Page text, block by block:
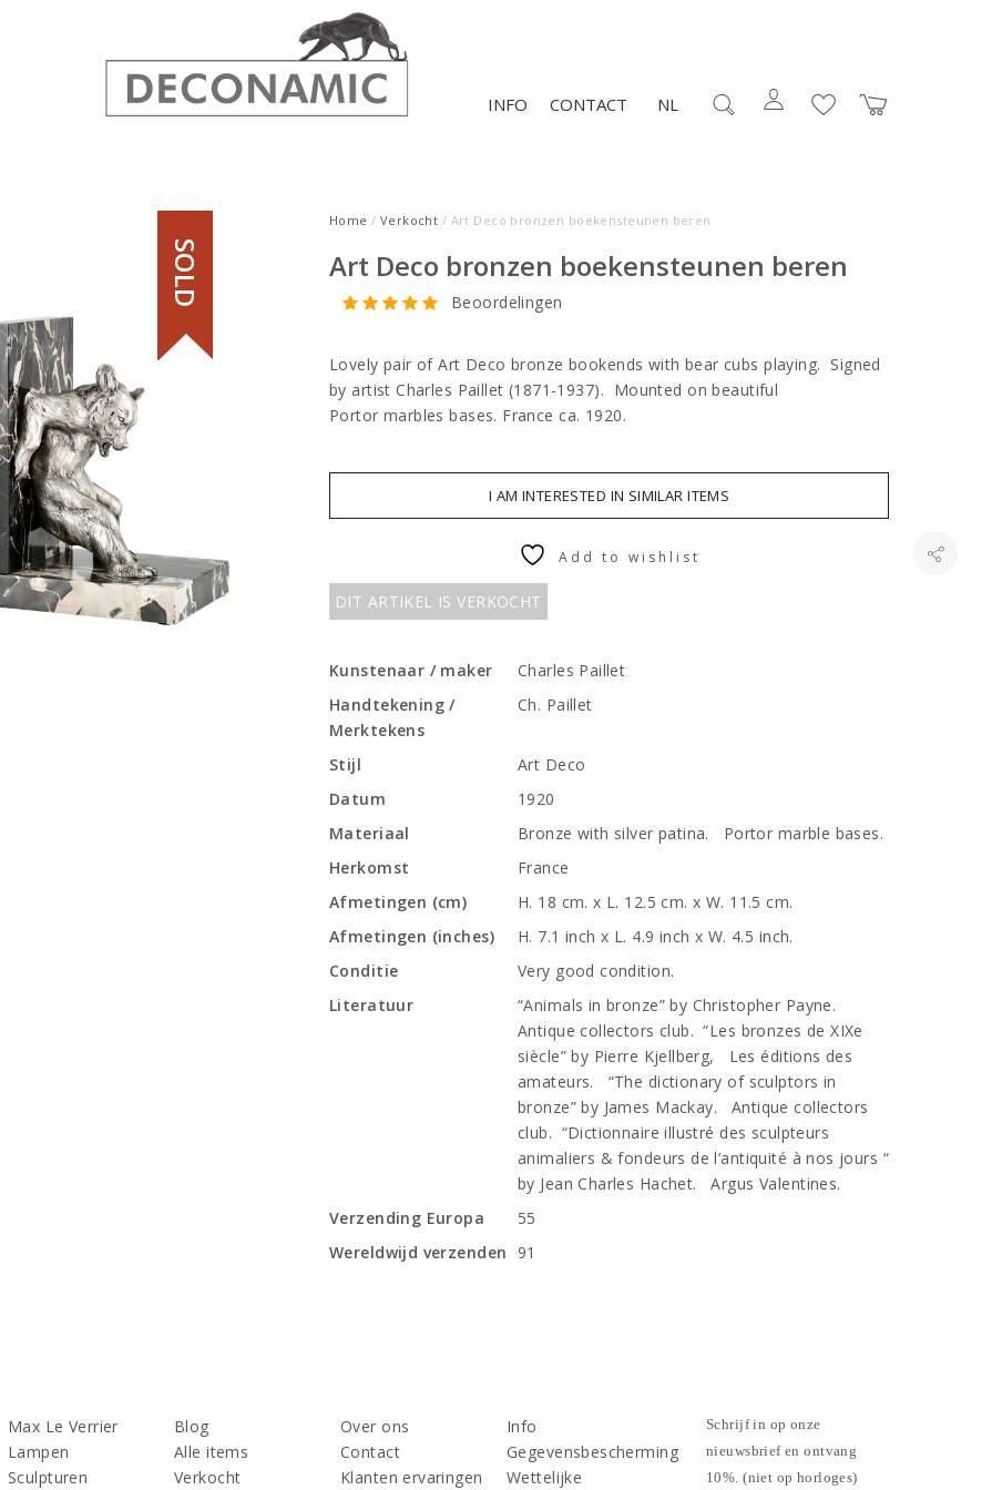
CONTACT
INFO NL
SOLD
Home / Verkocht / Art Deco bronzen boekensteunen beren
Art Deco bronzen boekensteunen beren
Beoordelingen
Lovely pair of Art Deco bronze bookends with bear cubs playing. Signed
by artist Charles Paillet (1871-1937). Mounted on beautiful
Portor marbles bases. France ca. 1920.
I AM INTERESTED IN SIMILAR ITEMS
DIT ARTIKEL IS VERKOCHT
Add to wishlist
Kunstenaar / maker
Charles Paillet
Handtekening /
Merktekens
Ch. Paillet
Stijl
Art Deco
Datum
1920
Materiaal
Bronze with silver patina. Portor marble bases.
Herkomst
France
Afmetingen (cm)
H. 18 cm. x L. 12.5 cm. x W. 11.5 cm.
Afmetingen (inches)
H. 7.1 inch x L. 4.9 inch x W. 4.5 inch.
Conditie
Very good condition.
Literatuur
“Animals in bronze” by Christopher Payne.
Antique collectors club. “Les bronzes de XIXe
siècle” by Pierre Kjellberg, Les éditions des
amateurs. “The dictionary of sculptors in
bronze” by James Mackay. Antique collectors
club. “Dictionnaire illustré des sculpteurs
animaliers & fondeurs de l’antiquité à nos jours “
by Jean Charles Hachet. Argus Valentines.
Verzending Europa
55
Wereldwijd verzenden
91
Max Le Verrier
Lampen
Sculpturen
Blog
Alle items
Verkocht
Over ons
Contact
Klanten ervaringen
Info
Gegevensbescherming
Wettelijke
Schrijf in op onze
nieuwsbrief en ontvang
10%. (niet op horloges)